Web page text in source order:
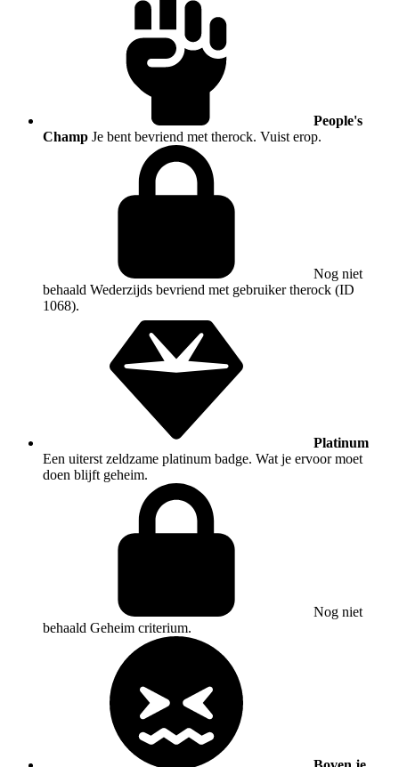
People's
Champ Je bent bevriend met therock. Vuist erop.
Nog niet
behaald Wederzijds bevriend met gebruiker therock (ID
1068).
Platinum
Een uiterst zeldzame platinum badge. Wat je ervoor moet
doen blijft geheim.
Nog niet
behaald Geheim criterium.